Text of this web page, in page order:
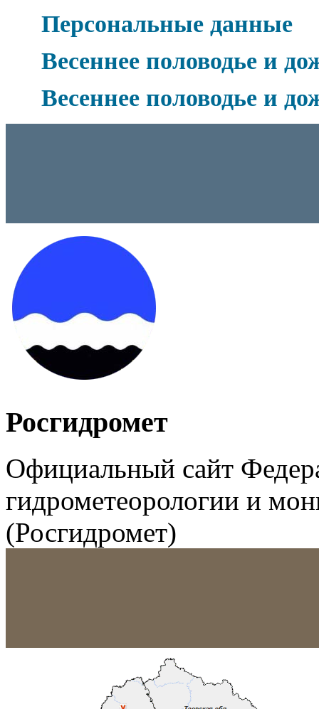
Персональные данные
Весеннее половодье и
Весеннее половодье и
Росгидромет
Официальный сайт
гидрометеорологии и
(Росгидромет)